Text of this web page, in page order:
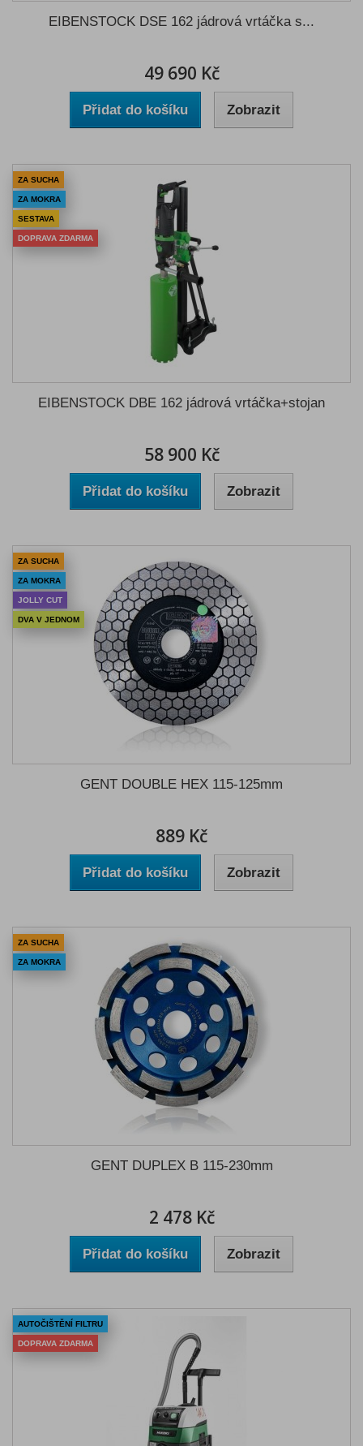
EIBENSTOCK DSE 162 jádrová vrtáčka s...
49 690 Kč
Přidat do košíku Zobrazit
ZA SUCHA
ZA MOKRA
SESTAVA
DOPRAVA ZDARMA
EIBENSTOCK DBE 162 jádrová vrtáčka+stojan
58 900 Kč
Přidat do košíku Zobrazit
ZA SUCHA
ZA MOKRA
JOLLY CUT
DVA V JEDNOM
GENT DOUBLE HEX 115-125mm
889 Kč
Přidat do košíku Zobrazit
ZA SUCHA
ZA MOKRA
GENT DUPLEX B 115-230mm
2 478 Kč
Přidat do košíku Zobrazit
AUTOČIŠTĚNÍ FILTRU
DOPRAVA ZDARMA